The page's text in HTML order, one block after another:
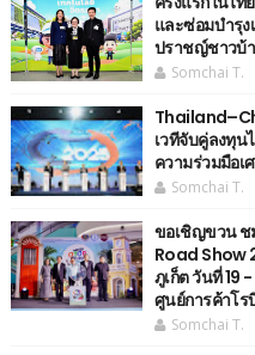
และซ่อมบำรุ
ปราชญ์ชาวบ้
Somchai T.
เวทีจับคู่ลงทุ
ความร่วมมือเ
Somchai T.
ขอเชิญขวน ช
Road Show
ภูเก็ต วันที่ 19
ศูนย์การค้าโ
Somchai T.